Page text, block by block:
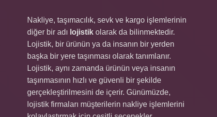
Nakliye, taşımacılık, sevk ve kargo işlemlerinin
diğer bir adı lojistik olarak da bilinmektedir.
Lojistik, bir ürünün ya da insanın bir yerden
başka bir yere taşınması olarak tanımlanır.
Lojistik, aynı zamanda ürünün veya insanın
taşınmasının hızlı ve güvenli bir şekilde
gerçekleştirilmesini de içerir. Günümüzde,
lojistik firmaları müşterilerin nakliye işlemlerini